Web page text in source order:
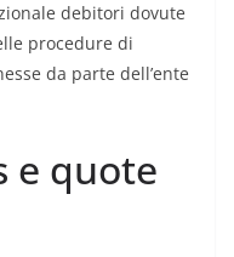
debitori dovute
procedure di
da parte dell’ente
e quote